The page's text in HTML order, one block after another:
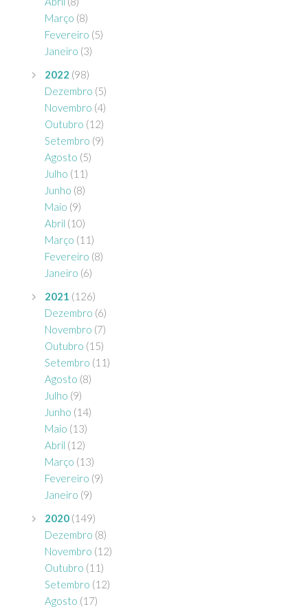
Março (8)
Fevereiro (5)
Janeiro (3)
2022 (98)
Dezembro (5)
Novembro (4)
Outubro (12)
Setembro (9)
Agosto (5)
Julho (11)
Junho (8)
Maio (9)
Abril (10)
Março (11)
Fevereiro (8)
Janeiro (6)
2021 (126)
Dezembro (6)
Novembro (7)
Outubro (15)
Setembro (11)
Agosto (8)
Julho (9)
Junho (14)
Maio (13)
Abril (12)
Março (13)
Fevereiro (9)
Janeiro (9)
2020 (149)
Dezembro (8)
Novembro (12)
Outubro (11)
Setembro (12)
Agosto (17)